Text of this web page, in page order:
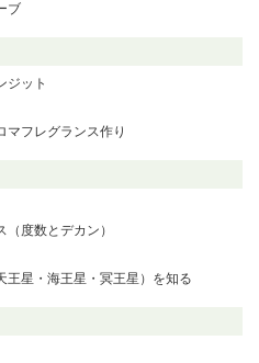
ブ
ジット
マフレグランス作り
度数とデカン）
王星・海王星・冥王星）を知る